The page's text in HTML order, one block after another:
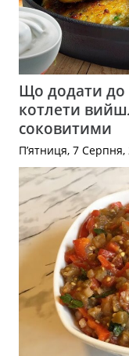
Що додати
котлети
соковитими
П’ятниця, 7 Серпня,